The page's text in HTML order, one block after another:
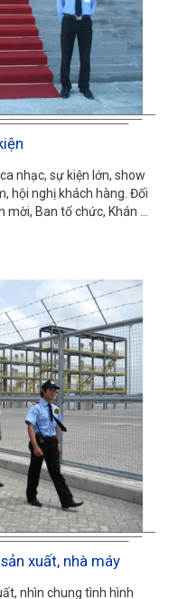
nhạc, sự kiện lớn, show
hội nghị khách hàng. Đối
Ban tổ chức, Khán ...
xuất, nhà máy
nhìn chung tình hình